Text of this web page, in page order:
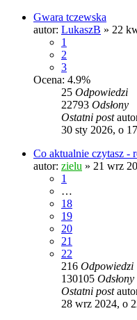
Gwara tczewska
autor: LukaszB » 22
1
2
3
Ocena: 4.9%
25 Odpowiedzi
22793 Odsłony
Ostatni post
30 sty 2026, o
Co aktualnie czytasz -
autor: zielu » 21 wrz
1
…
18
19
20
21
22
216 Odpowiedzi
130105 Odsłony
Ostatni post
28 wrz 2024, o